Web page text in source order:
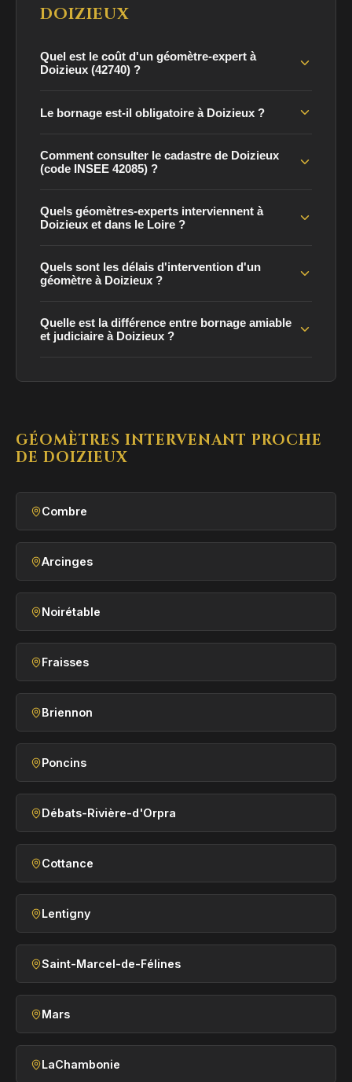
DOIZIEUX
Quel est le coût d'un géomètre-expert à
Doizieux (42740) ?
Le bornage est-il obligatoire à Doizieux ?
Comment consulter le cadastre de Doizieux
(code INSEE 42085) ?
Quels géomètres-experts interviennent à
Doizieux et dans le Loire ?
Quels sont les délais d'intervention d'un
géomètre à Doizieux ?
Quelle est la différence entre bornage amiable
et judiciaire à Doizieux ?
GÉOMÈTRES INTERVENANT PROCHE
DE DOIZIEUX
Combre
Arcinges
Noirétable
Fraisses
Briennon
Poncins
Débats-Rivière-d'Orpra
Cottance
Lentigny
Saint-Marcel-de-Félines
Mars
LaChambonie